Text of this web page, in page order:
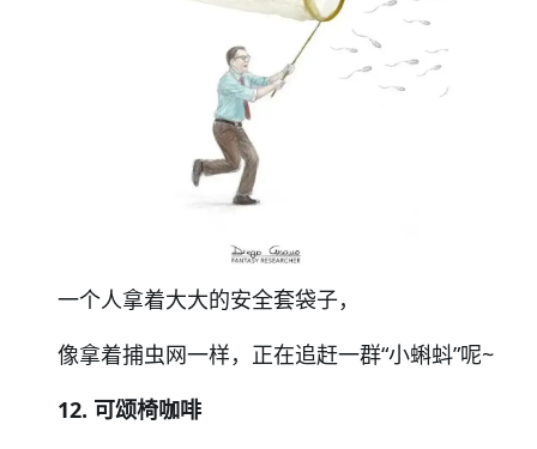
一个人拿着大大的安全套袋子，
像拿着捕虫网一样，正在追赶一群“小蝌蚪”呢~
12. 可颂椅咖啡